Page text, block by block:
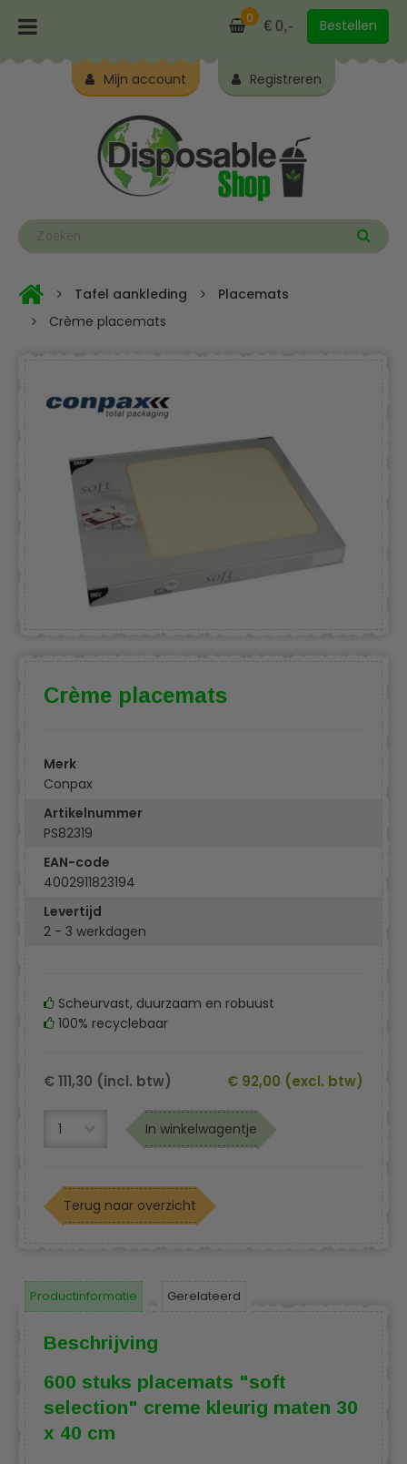
0 € 0,- Bestellen
Mijn account Registreren
Tafel aankleding
Placemats
Crème placemats
Crème placemats
Merk
Conpax
Artikelnummer
PS82319
EAN-code
4002911823194
Levertijd
2 - 3 werkdagen
Scheurvast, duurzaam en robuust
100% recyclebaar
€ 92,00 (excl. btw)
€ 111,30 (incl. btw)
In winkelwagentje
Terug naar overzicht
Productinformatie Gerelateerd
Beschrijving
600 stuks placemats "soft
selection" creme kleurig maten 30
x 40 cm